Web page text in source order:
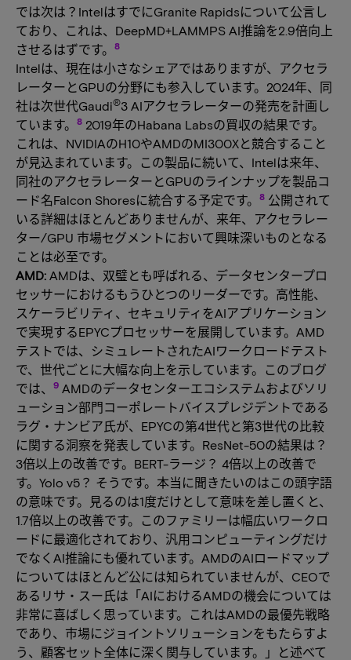
では次は？IntelはすでにGranite Rapidsについて公言し
ており、これは、DeepMD+LAMMPS AI推論を2.9倍向上
させるはずです。
8
Intelは、現在は小さなシェアではありますが、アクセラ
レーターとGPUの分野にも参入しています。2024年、同
社は次世代Gaudi®3 AIアクセラレーターの発売を計画し
ています。
8 2019年のHabana Labsの買収の結果です。
これは、NVIDIAのH10やAMDのMI300Xと競合すること
が見込まれています。この製品に続いて、Intelは来年、
同社のアクセラレーターとGPUのラインナップを製品コ
ード名Falcon Shoresに統合する予定です。
8 公開されて
いる詳細はほとんどありませんが、来年、アクセラレー
ター/GPU 市場セグメントにおいて興味深いものとなる
ことは必至です。
AMD: AMDは、双璧とも呼ばれる、データセンタープロ
セッサーにおけるもうひとつのリーダーです。高性能、
スケーラビリティ、セキュリティをAIアプリケーション
で実現するEPYCプロセッサーを展開しています。AMD
テストでは、シミュレートされたAIワークロードテスト
で、世代ごとに大幅な向上を示しています。このブログ
では、
9 AMDのデータセンターエコシステムおよびソリ
ューション部門コーポレートバイスプレジデントである
ラグ・ナンビア氏が、EPYCの第4世代と第3世代の比較
に関する洞察を発表しています。ResNet-50の結果は？
3倍以上の改善です。BERT-ラージ？ 4倍以上の改善で
す。Yolo v5？ そうです。本当に聞きたいのはこの頭字語
の意味です。見るのは1度だけとして意味を差し置くと、
1.7倍以上の改善です。このファミリーは幅広いワークロ
ードに最適化されており、汎用コンピューティングだけ
でなくAI推論にも優れています。AMDのAIロードマップ
についてはほとんど公には知られていませんが、CEOで
あるリサ・スー氏は「AIにおけるAMDの機会については
非常に喜ばしく思っています。これはAMDの最優先戦略
であり、市場にジョイントソリューションをもたらすよ
う、顧客セット全体に深く関与しています。」と述べて